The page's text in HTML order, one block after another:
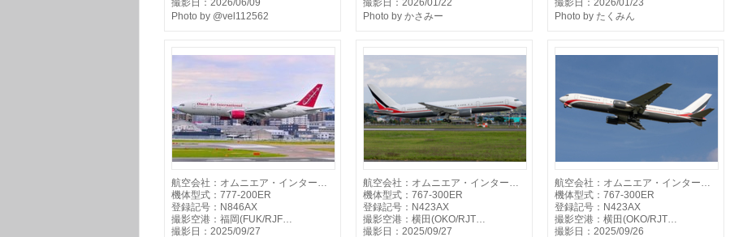
撮影日：2026/06/09
Photo by @vel112562
撮影日：2026/01/22
Photo by かさみー
撮影日：2026/01/23
Photo by たくみん
航空会社：オムニエア・インター…
機体型式：777-200ER
登録記号：N846AX
撮影空港：福岡(FUK/RJF…
撮影日：2025/09/27
航空会社：オムニエア・インター…
機体型式：767-300ER
登録記号：N423AX
撮影空港：横田(OKO/RJT…
撮影日：2025/09/27
航空会社：オムニエア・インター…
機体型式：767-300ER
登録記号：N423AX
撮影空港：横田(OKO/RJT…
撮影日：2025/09/26